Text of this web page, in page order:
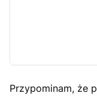
Przypominam, że